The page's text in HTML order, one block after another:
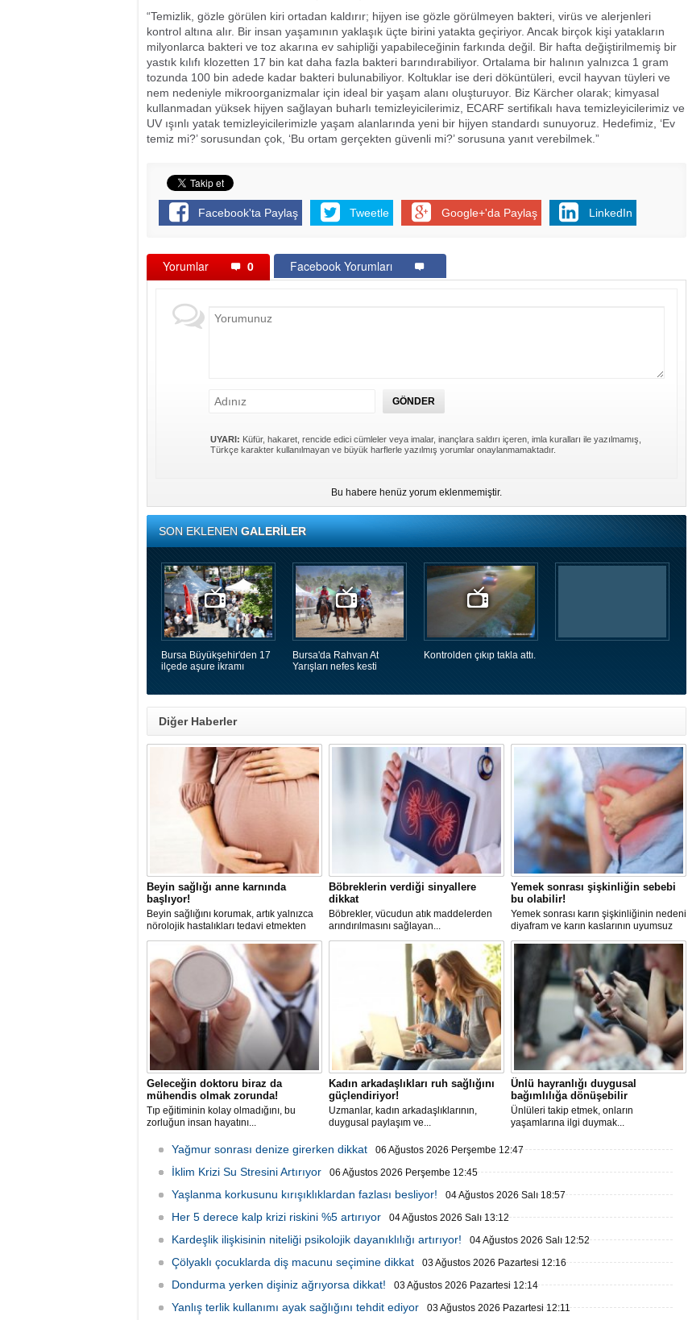
“Temizlik, gözle görülen kiri ortadan kaldırır; hijyen ise gözle görülmeyen bakteri, virüs ve alerjenleri
kontrol altına alır. Bir insan yaşamının yaklaşık üçte birini yatakta geçiriyor. Ancak birçok kişi yatakların
milyonlarca bakteri ve toz akarına ev sahipliği yapabileceğinin farkında değil. Bir hafta değiştirilmemiş bir
yastık kılıfı klozetten 17 bin kat daha fazla bakteri barındırabiliyor. Ortalama bir halının yalnızca 1 gram
tozunda 100 bin adede kadar bakteri bulunabiliyor. Koltuklar ise deri döküntüleri, evcil hayvan tüyleri ve
nem nedeniyle mikroorganizmalar için ideal bir yaşam alanı oluşturuyor. Biz Kärcher olarak; kimyasal
kullanmadan yüksek hijyen sağlayan buharlı temizleyicilerimiz, ECARF sertifikalı hava temizleyicilerimiz ve
UV ışınlı yatak temizleyicilerimizle yaşam alanlarında yeni bir hijyen standardı sunuyoruz. Hedefimiz, ‘Ev
temiz mi?’ sorusundan çok, ‘Bu ortam gerçekten güvenli mi?’ sorusuna yanıt verebilmek.”
Facebook'ta Paylaş Tweetle Google+'da Paylaş LinkedIn
Yorumlar 0 Facebook Yorumları
UYARI: Küfür, hakaret, rencide edici cümleler veya imalar, inançlara saldırı içeren, imla kuralları ile yazılmamış,
Türkçe karakter kullanılmayan ve büyük harflerle yazılmış yorumlar onaylanmamaktadır.
Bu habere henüz yorum eklenmemiştir.
SON EKLENENGALERİLER
Bursa Büyükşehir'den 17
ilçede aşure ikramı
Bursa'da Rahvan At
Yarışları nefes kesti
Kontrolden çıkıp takla attı.
Diğer Haberler
Beyin sağlığı anne karnında
başlıyor!
Beyin sağlığını korumak, artık yalnızca
nörolojik hastalıkları tedavi etmekten
ibaret görülmüyor.
Böbreklerin verdiği sinyallere
dikkat
​Böbrekler, vücudun atık maddelerden
arındırılmasını sağlayan...
Yemek sonrası şişkinliğin sebebi
bu olabilir!
Yemek sonrası karın şişkinliğinin nedeni
diyafram ve karın kaslarının uyumsuz
çalışması olabilir
Geleceğin doktoru biraz da
mühendis olmak zorunda!
​Tıp eğitiminin kolay olmadığını, bu
zorluğun insan hayatını...
Kadın arkadaşlıkları ruh sağlığını
güçlendiriyor!
​Uzmanlar, kadın arkadaşlıklarının,
duygusal paylaşım ve...
Ünlü hayranlığı duygusal
bağımlılığa dönüşebilir
​Ünlüleri takip etmek, onların
yaşamlarına ilgi duymak...
Yağmur sonrası denize girerken dikkat 06 Ağustos 2026 Perşembe 12:47
İklim Krizi Su Stresini Artırıyor 06 Ağustos 2026 Perşembe 12:45
Yaşlanma korkusunu kırışıklıklardan fazlası besliyor! 04 Ağustos 2026 Salı 18:57
Her 5 derece kalp krizi riskini %5 artırıyor 04 Ağustos 2026 Salı 13:12
Kardeşlik ilişkisinin niteliği psikolojik dayanıklılığı artırıyor! 04 Ağustos 2026 Salı 12:52
Çölyaklı çocuklarda diş macunu seçimine dikkat 03 Ağustos 2026 Pazartesi 12:16
Dondurma yerken dişiniz ağrıyorsa dikkat! 03 Ağustos 2026 Pazartesi 12:14
Yanlış terlik kullanımı ayak sağlığını tehdit ediyor 03 Ağustos 2026 Pazartesi 12:11